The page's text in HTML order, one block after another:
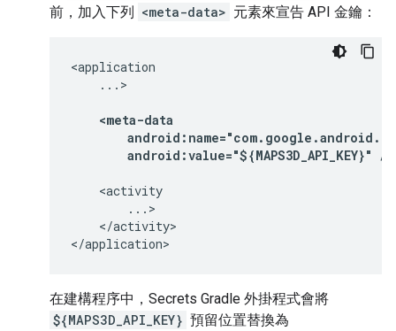
前，加入下列 <meta-data> 元素來宣告 API 金鑰：
...>
android:value="${MAPS3D_API_KEY}" />
</activity>
在建構程序中，Secrets Gradle 外掛程式會將
${MAPS3D_API_KEY} 預留位置替換為